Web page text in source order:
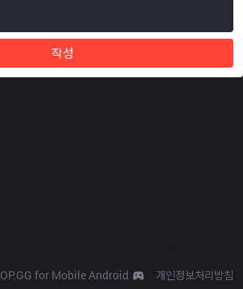
작성
OP.GG for Mobile Android
개인정보처리방침